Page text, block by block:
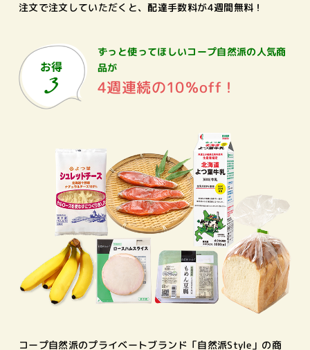
注文で注文していただくと、配達手数料が4週間無料！
ずっと使ってほしいコープ自然派の人気商
品が
4週連続の10％off！
コープ自然派のプライベートブランド「自然派Style」の商